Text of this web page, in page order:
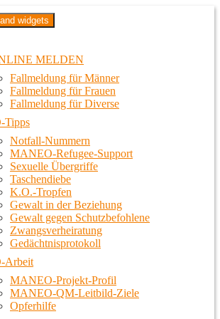
Projekt in Berlin
widgets
MELDEN
Fallmeldung für Männer
Fallmeldung für Frauen
Fallmeldung für Diverse
Tipps
Notfall-Nummern
MANEO-Refugee-Support
Sexuelle Übergriffe
Taschendiebe
K.O.-Tropfen
Gewalt in der Beziehung
Gewalt gegen Schutzbefohlene
Zwangsverheiratung
Gedächtnisprotokoll
Arbeit
MANEO-Projekt-Profil
MANEO-QM-Leitbild-Ziele
Opferhilfe